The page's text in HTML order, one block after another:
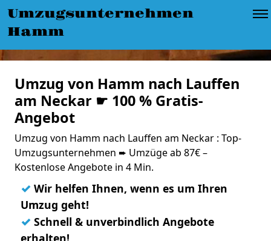
Umzugsunternehmen
Hamm
Umzug von Hamm nach Lauffen
am Neckar ☛ 100 % Gratis-
Angebot
Umzug von Hamm nach Lauffen am Neckar : Top-
Umzugsunternehmen ➨ Umzüge ab 87€ –
Kostenlose Angebote in 4 Min.
✓ Wir helfen Ihnen, wenn es um Ihren
Umzug geht!
✓ Schnell & unverbindlich Angebote
erhalten!